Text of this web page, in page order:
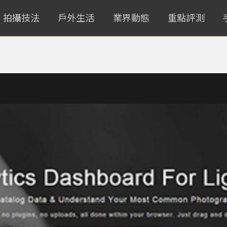
拍攝技法 戶外生活 業界動態 重點評測